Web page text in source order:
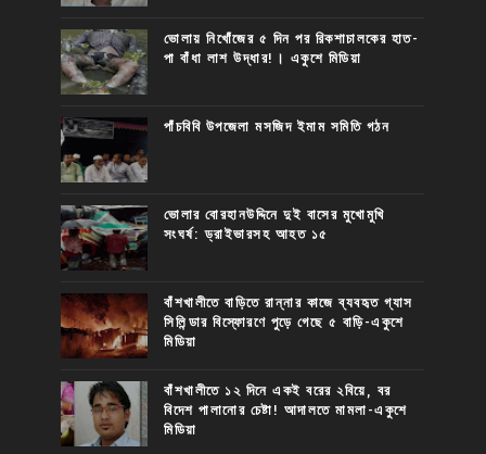
ভোলায় নিখোঁজের ৫ দিন পর রিকশাচালকের হাত-
পা বাঁধা লাশ উদ্ধার!। একুশে মিডিয়া
পাঁচবিবি উপজেলা মসজিদ ইমাম সমিতি গঠন
ভোলার বোরহানউদ্দিনে দুই বাসের মুখোমুখি
সংঘর্ষ: ড্রাইভারসহ আহত ১৫
বাঁশখালীতে বাড়িতে রান্নার কাজে ব্যবহৃত গ্যাস
সিলিন্ডার বিস্ফোরণে পুড়ে গেছে ৫ বাড়ি-একুশে
মিডিয়া
বাঁশখালীতে ১২ দিনে একই বরের ২বিয়ে, বর
বিদেশ পালানোর চেষ্টা! আদালতে মামলা-একুশে
মিডিয়া